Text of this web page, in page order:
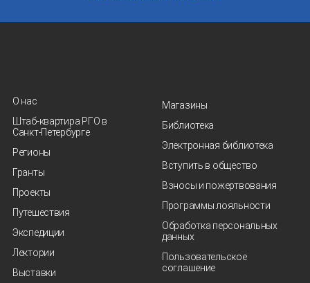
О нас
Штаб-квартира РГО в
Санкт‑Петербурге
Регионы
Гранты
Проекты
Путешествия
Экспедиции
Лектории
Выставки
Магазины
Библиотека
Электронная библиотека
Вступить в общество
Взносы и пожертвования
Программы лояльности
Обработка персональных
данных
Пользовательское
соглашение